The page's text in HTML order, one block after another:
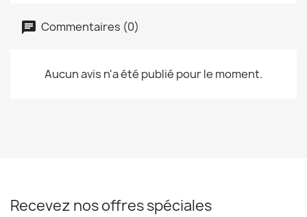
Commentaires (0)
Aucun avis n'a été publié pour le moment.
Recevez nos offres spéciales